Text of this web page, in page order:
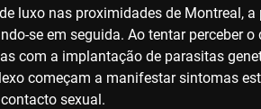
luxo nas proximidades de Montreal,
se em seguida. Ao tentar perceber
com a implantação de parasitas
começam a manifestar sintomas
sexual.